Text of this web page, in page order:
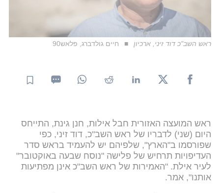
ראש השב"כ דוד זיני, ארכיון חיים גולדברג, פלאש90
ראש המועצה האזורית חבל אילות, חנן גינת, התייחס
היום (שני) לדבריו של ראש השב"כ, דוד זיני, כפי
שפורסמו ב"הארץ", שלפיהם יש להעמיד בראש סדר
העדיפויות תרחיש של פלישה "נוסח שבעה באוקטובר"
לעיר אילת. "האמירות של ראש השב"כ אינן מפתיעות
אותנו", אמר.